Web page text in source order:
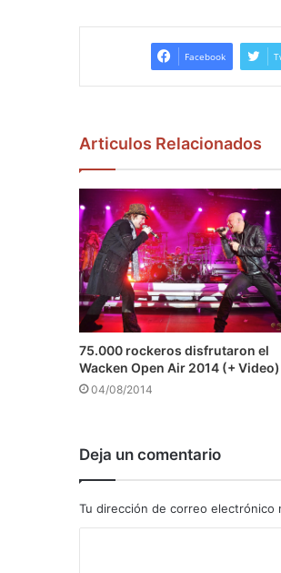
Facebook
Articulos Relacionados
75.000 rockeros disfrutaron el
Wacken Open Air 2014 (+ Video)
04/08/2014
Deja un comentario
Tu dirección de correo electrónico